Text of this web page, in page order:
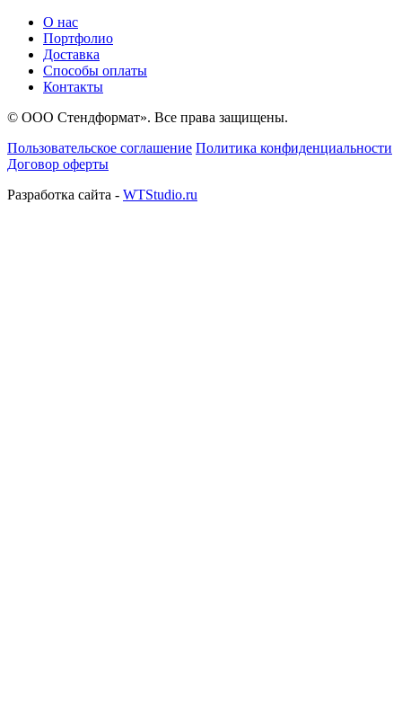
О нас
Портфолио
Доставка
Способы оплаты
Контакты
© ООО Стендформат». Все права защищены.
Пользовательское соглашение Политика конфиденциальности
Договор оферты
Разработка сайта - WTStudio.ru